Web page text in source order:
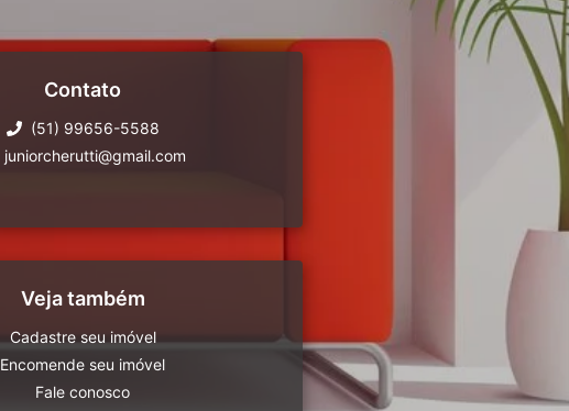
Contato
(51) 99656-5588
juniorcherutti@gmail.com
Veja também
Cadastre seu imóvel
Encomende seu imóvel
Fale conosco